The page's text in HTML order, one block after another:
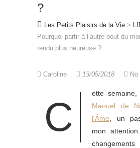
?
Les Petits Plaisirs de la Vie >
Pourquoi partir à l’autre bout du
rendu plus heureuse ?
Caroline 13/05/2018
C
ette
Manuel de
l’Âme , un
mon